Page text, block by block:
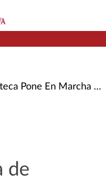
En Marcha El Proyecto
de